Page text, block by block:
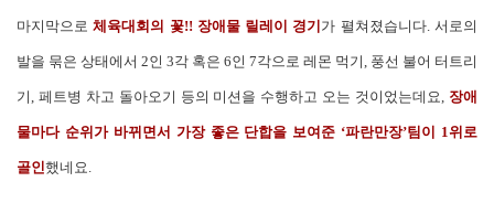
마지막으로체육대회의 꽃!! 장애물 릴레이 경기 가 펼쳐졌습니다. 서로의
발을 묶은 상태에서 2인 3각 혹은 6인 7각으로 레몬 먹기, 풍선 불어 터트리
기, 페트병 차고 돌아오기 등의 미션을 수행하고 오는 것이었는데요, 장애
물마다 순위가 바뀌면서 가장 좋은 단합을 보여준 ‘파란만장’팀이 1위로
골인 했네요.